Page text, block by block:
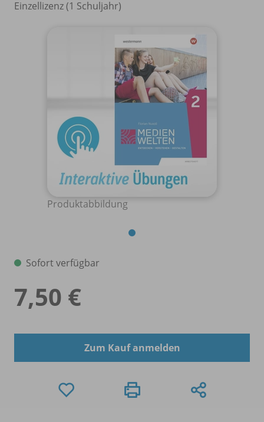
Einzellizenz (1 Schuljahr)
Produktabbildung
Sofort verfügbar
7,50 €
Zum Kauf anmelden